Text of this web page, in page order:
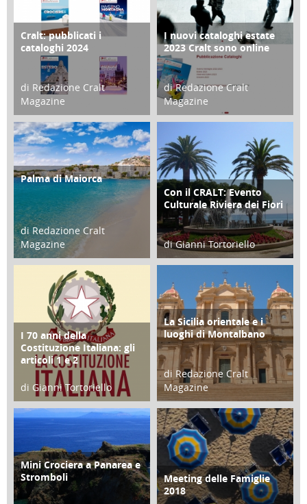
COPERTINA
Cralt: pubblicati i
cataloghi 2024
di Redazione Cralt
Magazine
21 Novembre 2023
CONTRO COPERTINA
I nuovi cataloghi estate
2023 Cralt sono online
di Redazione Cralt
Magazine
07 Marzo 2023
ATTIVITÀ
Palma di Maiorca
di Redazione Cralt
Magazine
25 Giugno 2016
ATTIVITÀ
Con il CRALT: Evento
Culturale Riviera dei Fiori
di Gianni Tortoriello
16 Febbraio 2018
FOCUS
I 70 anni della
Costituzione Italiana: gli
articoli 1 e 2
di Gianni Tortoriello
17 Marzo 2018
ATTIVITÀ
La Sicilia orientale e i
luoghi di Montalbano
di Redazione Cralt
Magazine
01 Febbraio 2018
TURISMO
Mini Crociera a Panarea e
Stromboli
EVENTI
Meeting delle Famiglie
2018